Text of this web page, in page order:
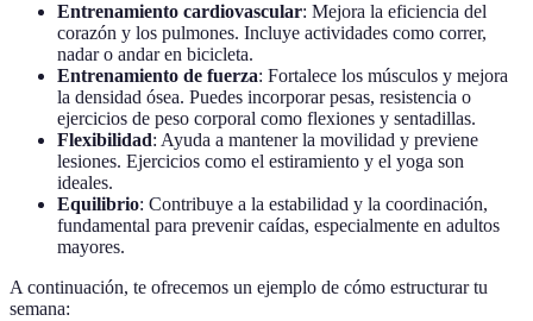
Entrenamiento cardiovascular: Mejora la eficiencia del
corazón y los pulmones. Incluye actividades como correr,
nadar o andar en bicicleta.
Entrenamiento de fuerza: Fortalece los músculos y mejora
la densidad ósea. Puedes incorporar pesas, resistencia o
ejercicios de peso corporal como flexiones y sentadillas.
Flexibilidad: Ayuda a mantener la movilidad y previene
lesiones. Ejercicios como el estiramiento y el yoga son
ideales.
Equilibrio: Contribuye a la estabilidad y la coordinación,
fundamental para prevenir caídas, especialmente en adultos
mayores.
A continuación, te ofrecemos un ejemplo de cómo estructurar tu
semana: